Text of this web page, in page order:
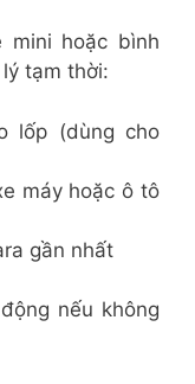
mini hoặc bình
tạm thời:
lốp (dùng cho
máy hoặc ô tô
gần nhất
nếu không